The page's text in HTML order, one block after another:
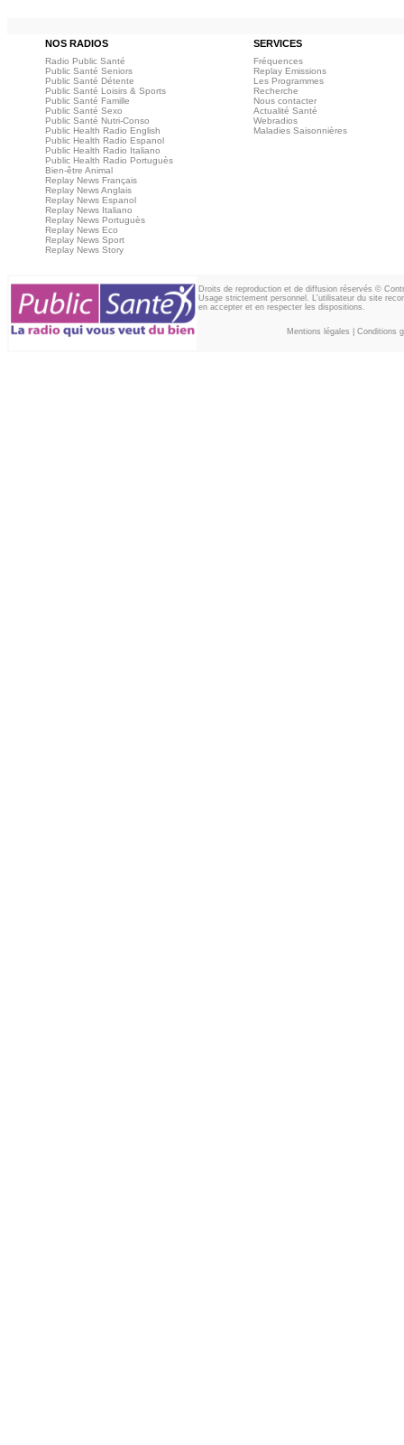
NOS RADIOS SERVICES
Radio Public Santé
Public Santé Seniors
Public Santé Détente
Public Santé Loisirs & Sports
Public Santé Famille
Public Santé Sexo
Public Santé Nutri-Conso
Public Health Radio English
Public Health Radio Espanol
Public Health Radio Italiano
Public Health Radio Portuguès
Bien-être Animal
Replay News Français
Replay News Anglais
Replay News Espanol
Replay News Italiano
Replay News Portuguès
Replay News Eco
Replay News Sport
Replay News Story
Fréquences
Replay Emissions
Les Programmes
Recherche
Nous contacter
Actualité Santé
Webradios
Maladies Saisonnières
Droits de reproduction et de diffusion réservés ©
Usage strictement personnel. L'utilisateur du site
en accepter et en respecter les dispositions.
Mentions légales Conditions